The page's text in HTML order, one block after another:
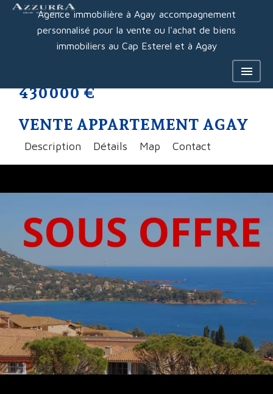
Agence immobilière à Agay accompagnement
personnalisé pour la vente ou l'achat de biens
immobiliers au Cap Esterel et à Agay
VENTE APPARTEMENT AGAY
430 000 €
Description Détails Map Contact